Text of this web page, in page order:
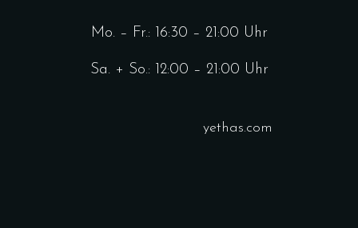
Mo. – Fr.: 16:30 – 21:00 Uhr
Sa. + So.: 12:00 – 21:00 Uhr
yethas.com